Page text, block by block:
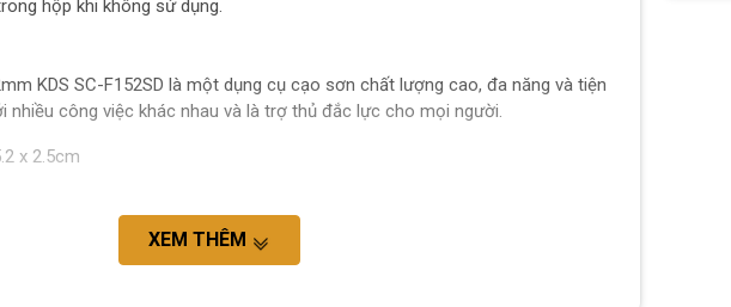
hộp khi không sử dụng.
KDS SC-F152SD là một dụng cụ cạo sơn chất lượng cao, đa năng và tiện
nhiều công việc khác nhau và là trợ thủ đắc lực cho mọi người.
x 2.5cm
XEM THÊM